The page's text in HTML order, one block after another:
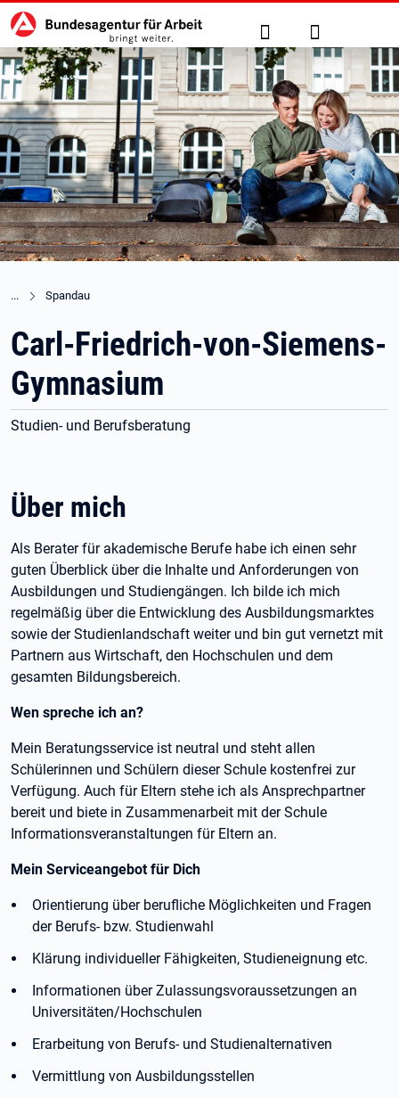
zu den Hauptinhalten springen
Hauptnavigation Suche Anmelden
Spandau
Carl-Friedrich-von-Siemens-
Gymnasium
Studien- und Berufsberatung
Über mich
Als Berater für akademische Berufe habe ich einen sehr
guten Überblick über die Inhalte und Anforderungen von
Ausbildungen und Studiengängen. Ich bilde ich mich
regelmäßig über die Entwicklung des Ausbildungsmarktes
sowie der Studienlandschaft weiter und bin gut vernetzt mit
Partnern aus Wirtschaft, den Hochschulen und dem
gesamten Bildungsbereich.
Wen spreche ich an?
Mein Beratungsservice ist neutral und steht allen
Schülerinnen und Schülern dieser Schule kostenfrei zur
Verfügung. Auch für Eltern stehe ich als Ansprechpartner
bereit und biete in Zusammenarbeit mit der Schule
Informationsveranstaltungen für Eltern an.
Mein Serviceangebot für Dich
Orientierung über berufliche Möglichkeiten und Fragen
der Berufs- bzw. Studienwahl
Klärung individueller Fähigkeiten, Studieneignung etc.
Informationen über Zulassungsvoraussetzungen an
Universitäten/Hochschulen
Erarbeitung von Berufs- und Studienalternativen
Vermittlung von Ausbildungsstellen